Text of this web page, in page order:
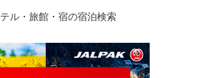
ル・旅館・宿の宿泊検索